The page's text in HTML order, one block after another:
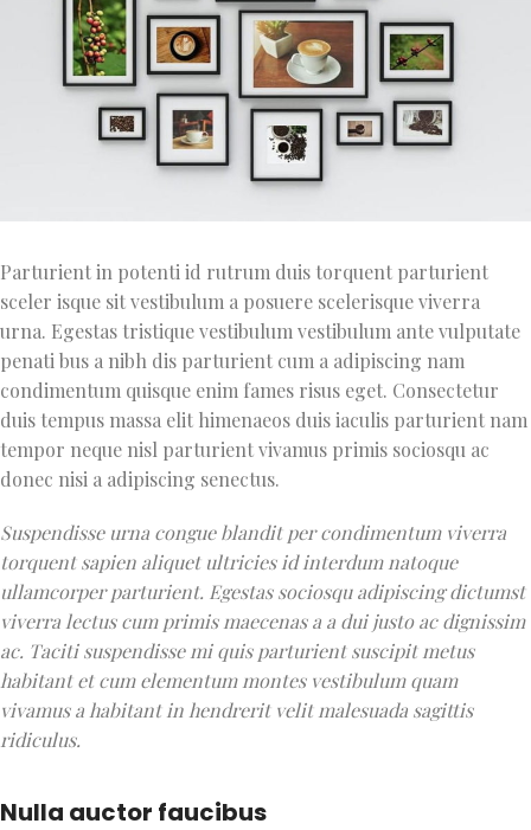
Parturient in potenti id rutrum duis torquent parturient
sceler isque sit vestibulum a posuere scelerisque viverra
urna. Egestas tristique vestibulum vestibulum ante vulputate
penati bus a nibh dis parturient cum a adipiscing nam
condimentum quisque enim fames risus eget. Consectetur
duis tempus massa elit himenaeos duis iaculis parturient nam
tempor neque nisl parturient vivamus primis sociosqu ac
donec nisi a adipiscing senectus.
Suspendisse urna congue blandit per condimentum viverra
torquent sapien aliquet ultricies id interdum natoque
ullamcorper parturient. Egestas sociosqu adipiscing dictumst
viverra lectus cum primis maecenas a a dui justo ac dignissim
ac. Taciti suspendisse mi quis parturient suscipit metus
habitant et cum elementum montes vestibulum quam
vivamus a habitant in hendrerit velit malesuada sagittis
ridiculus.
Nulla auctor faucibus